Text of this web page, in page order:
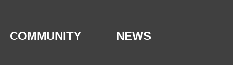
COMMUNITY NEWS